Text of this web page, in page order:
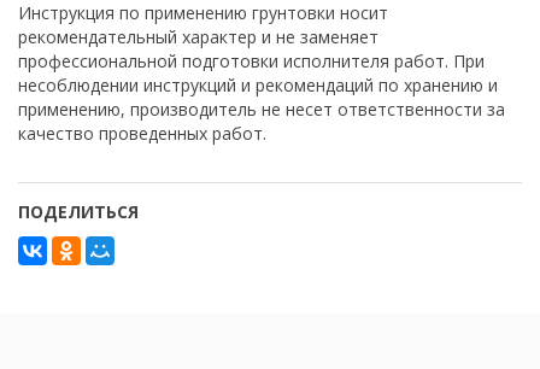
Инструкция по применению грунтовки носит
рекомендательный характер и не заменяет
профессиональной подготовки исполнителя работ. При
несоблюдении инструкций и рекомендаций по хранению и
применению, производитель не несет ответственности за
качество проведенных работ.
ПОДЕЛИТЬСЯ